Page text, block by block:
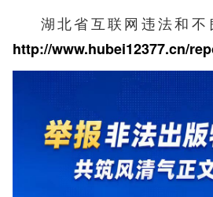
湖北省互联网违法和不
http://www.hubei12377.cn/